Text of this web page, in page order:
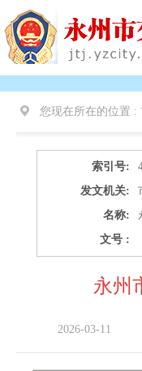
您现在所在的位置 :
索引号:
发文机关:
名称:
文号 :
永州
2026-03-11 来